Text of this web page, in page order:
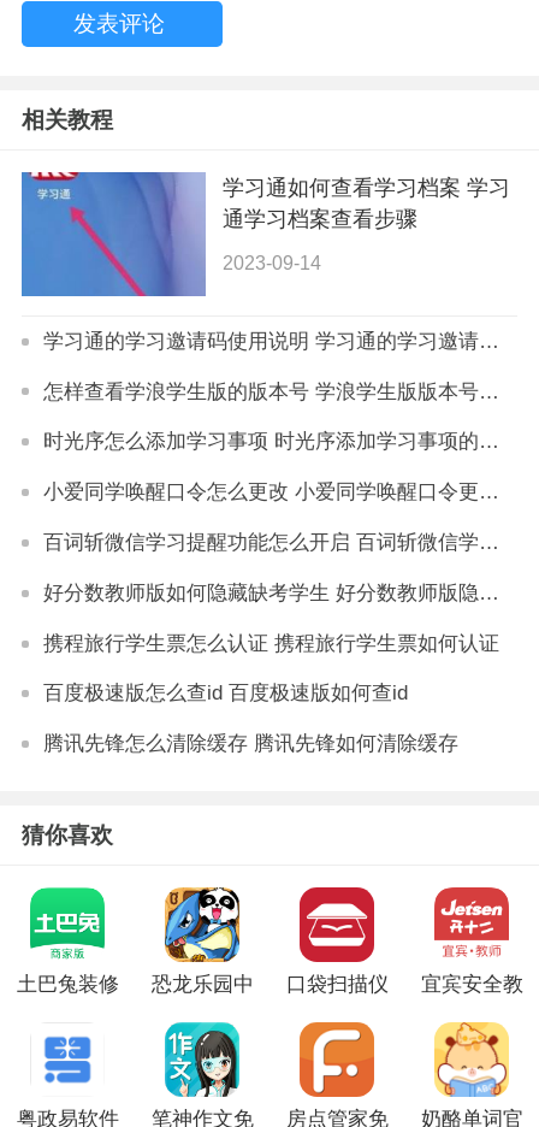
相关教程
学习通如何查看学习档案 学习
通学习档案查看步骤
2023-09-14
学习通的学习邀请码使用说明 学习通的学习邀请码怎么用
怎样查看学浪学生版的版本号 学浪学生版版本号在哪里查看
时光序怎么添加学习事项 时光序添加学习事项的方法
小爱同学唤醒口令怎么更改 小爱同学唤醒口令更改方法
百词斩微信学习提醒功能怎么开启 百词斩微信学习提醒设置方法
好分数教师版如何隐藏缺考学生 好分数教师版隐藏缺考学生的技巧
携程旅行学生票怎么认证 携程旅行学生票如何认证
百度极速版怎么查id 百度极速版如何查id
腾讯先锋怎么清除缓存 腾讯先锋如何清除缓存
猜你喜欢
土巴兔装修
家版
恐龙乐园中
口袋扫描仪
宜宾安全教
粤政易软件 笔神作文免 房点管家免 奶酪单词官